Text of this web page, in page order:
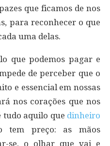
que ficamos de nos
para reconhecer o que
uma delas.
que podemos pagar e
de perceber que o
e essencial em nossas
nos corações que nos
tudo aquilo que dinheiro
tem preço: as mãos
se, o olhar que vai e